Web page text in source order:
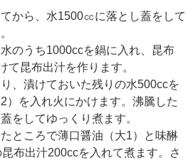
から、水1500㏄に落とし蓋をして
のうち1000ccを鍋に入れ、昆布
て昆布出汁を作ります。
、漬けておいた残りの水500ccを
）を入れ火にかけます。沸騰した
をしてゆっくり煮ます。
ところで薄口醤油（大1）と味醂
昆布出汁200ccを入れて煮ます。さ